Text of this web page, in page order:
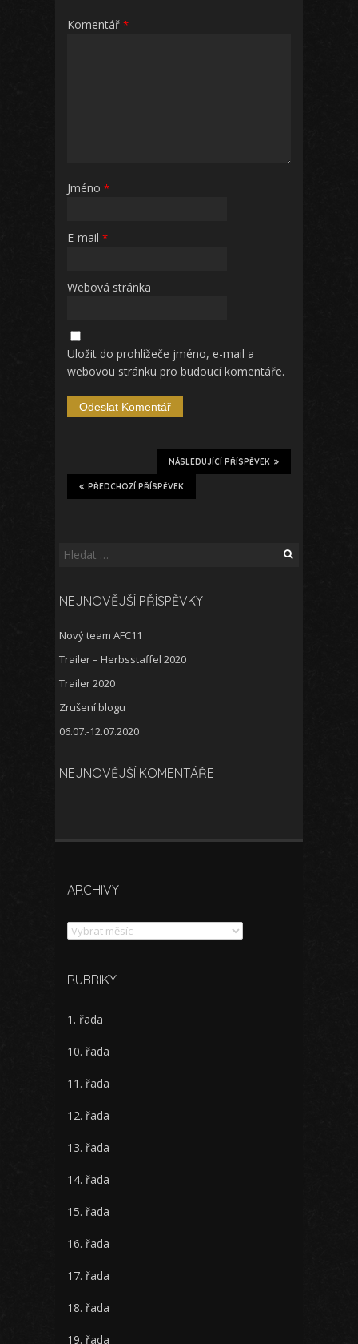
Komentář *
Jméno *
E-mail *
Webová stránka
Uložit do prohlížeče jméno, e-mail a
webovou stránku pro budoucí komentáře.
NÁSLEDUJÍCÍ PŘÍSPĚVEK
PŘEDCHOZÍ PŘÍSPĚVEK
Vyhledávání
NEJNOVĚJŠÍ PŘÍSPĚVKY
Nový team AFC11
Trailer – Herbsstaffel 2020
Trailer 2020
Zrušení blogu
06.07.-12.07.2020
NEJNOVĚJŠÍ KOMENTÁŘE
ARCHIVY
Archivy
RUBRIKY
1. řada
10. řada
11. řada
12. řada
13. řada
14. řada
15. řada
16. řada
17. řada
18. řada
19. řada